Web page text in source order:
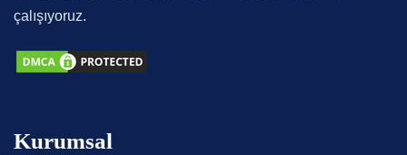
çalışıyoruz.
Kurumsal